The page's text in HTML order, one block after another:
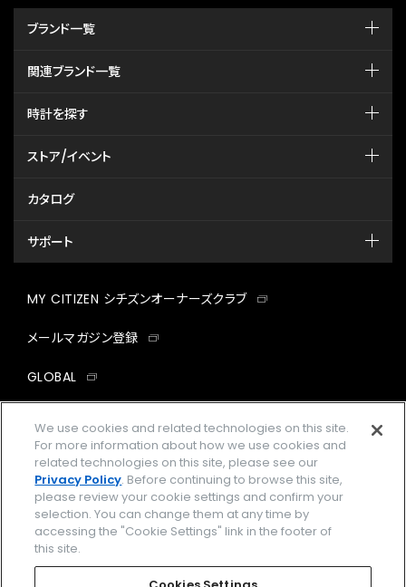
ブランド一覧
関連ブランド一覧
時計を探す
ストア/イベント
カタログ
サポート
MY CITIZEN シチズンオーナーズクラブ
メールマガジン登録
GLOBAL
facebookinstagramtwitter
企業情報 ご利用規約
プライバシーポリシー Cookies Settings
We use cookies and related technologies on this site.
For more information about how we use cookies and
related technologies on this site, please see our
Privacy Policy. Before continuing to browse this site,
please review your cookie settings and confirm your
selection. You can change them at any time by
accessing the "Cookie Settings" link in the footer of
this site.